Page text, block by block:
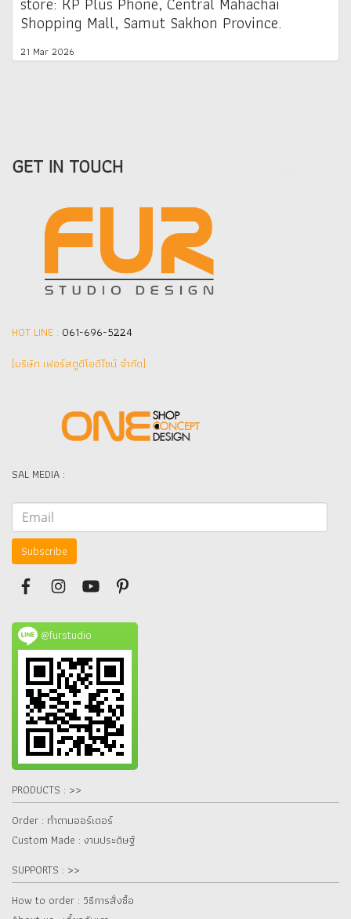
Shopping Mall, Samut Sakhon Province.
21 Mar 2026
GET IN TOUCH
HOT LINE : 061-696-5224
(บริษัท เฟอร์สตูดิโอดีไซน์ จำกัด]
SAL MEDIA :
Subscribe
@furstudio
PRODUCTS : >>
Order : ทำตามออร์เดอร์
Custom Made : งานประดิษฐ์
SUPPORTS : >>
How to order : วิธีการสั่งซื้อ